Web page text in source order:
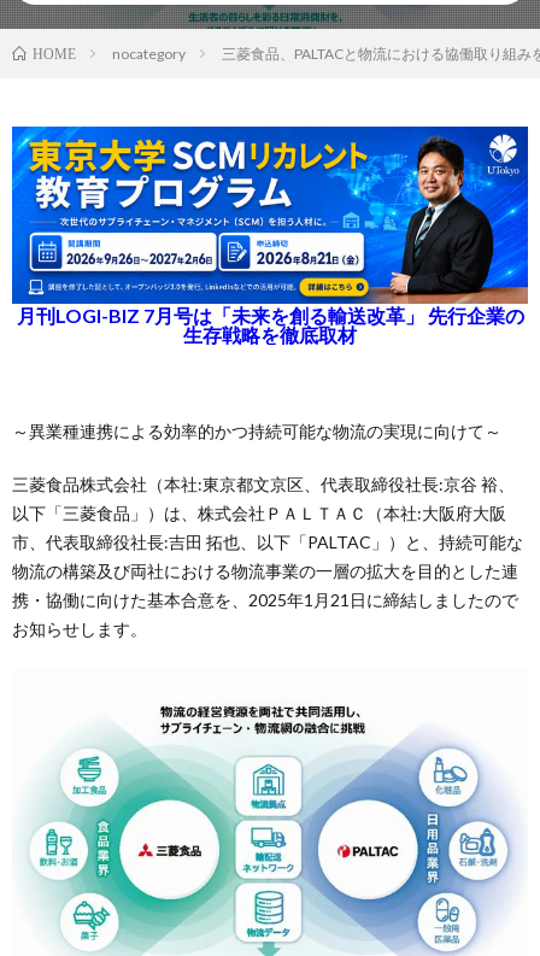
HOME nocategory 三菱食品、PALTACと物流における協働取り組み
月刊LOGI-BIZ 7月号は「未来を創る輸送改革」 先行企業の
生存戦略を徹底取材
～異業種連携による効率的かつ持続可能な物流の実現に向けて～
三菱食品株式会社（本社:東京都文京区、代表取締役社長:京谷 裕、
以下「三菱食品」）は、株式会社ＰＡＬＴＡＣ（本社:大阪府大阪
市、代表取締役社長:吉田 拓也、以下「PALTAC」）と、持続可能な
物流の構築及び両社における物流事業の一層の拡大を目的とした連
携・協働に向けた基本合意を、2025年1月21日に締結しましたので
お知らせします。